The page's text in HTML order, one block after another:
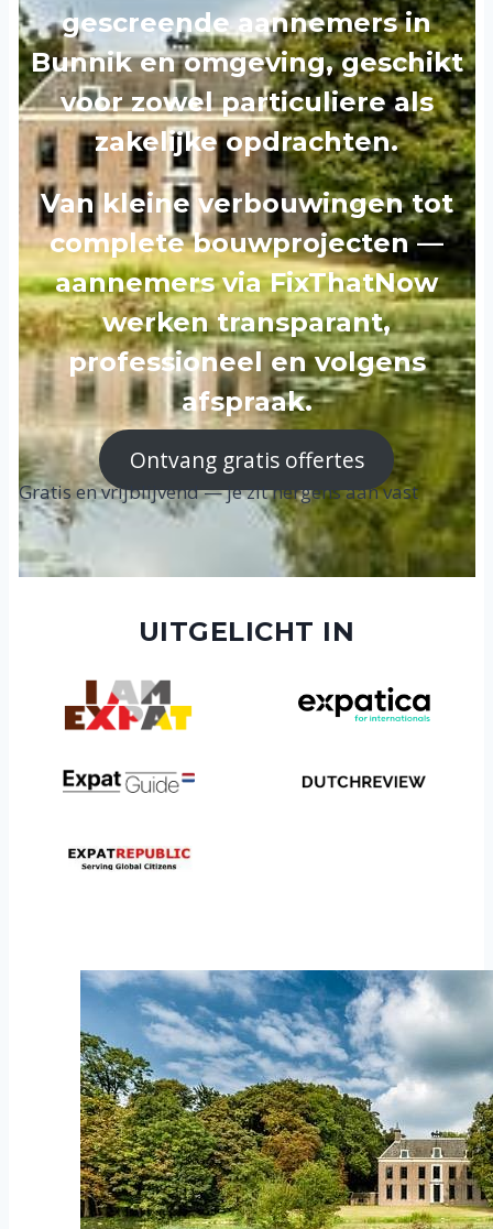
gescreende aannemers in
Bunnik en omgeving, geschikt
voor zowel particuliere als
zakelijke opdrachten.
Van kleine verbouwingen tot
complete bouwprojecten —
aannemers via FixThatNow
werken transparant,
professioneel en volgens
afspraak.
Ontvang gratis offertes
Gratis en vrijblijvend — je zit nergens aan vast
UITGELICHT IN